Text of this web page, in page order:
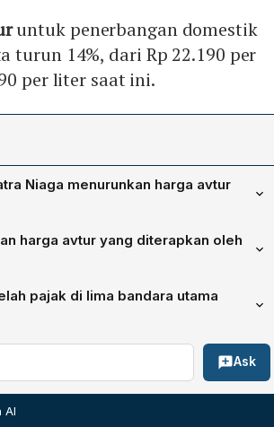
untuk penerbangan domestik
turun 14%, dari Rp 22.190 per
per liter saat ini.
Niaga menurunkan harga avtur
dari evaluasi berkala yang mengacu
pertimbangan aspek fiskal, serta daya
sesuai pernyataan Vice President
harga avtur yang diterapkan oleh
mengacu pada rata‑rata harga
of Platts Singapore (MOPS) Kerosene/Jet.
ESDM dipakai, sehingga bila harga
juga berkurang, seperti dijelaskan
pajak di lima bandara utama
21.369/liter (dari Rp 24.697). Di Ngurah
Di Kualanamu (KNO) menjadi Rp 21.948
Rp 22.104 (dari Rp 25.966). Di Sultan
Ask
AI